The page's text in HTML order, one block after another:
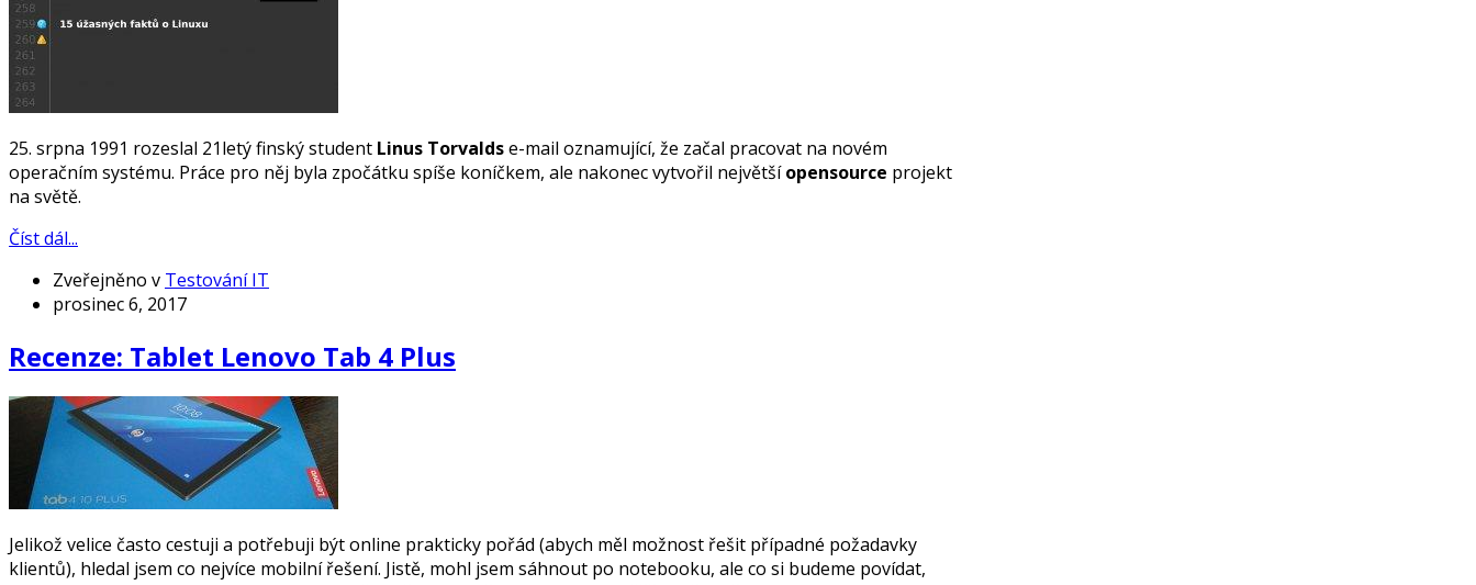
25. srpna 1991 rozeslal 21letý finský student Linus Torvaldse-mail oznamující, že začal pracovat na novém
operačním systému. Práce pro něj byla zpočátku spíše koníčkem, ale nakonec vytvořil největšíopensource projekt
na světě.
Číst dál...
Zveřejněno v Testování IT
prosinec 6, 2017
Recenze: Tablet Lenovo Tab 4 Plus
Jelikož velice často cestuji a potřebuji být online prakticky pořád (abych měl možnost řešit případné požadavky
klientů), hledal jsem co nejvíce mobilní řešení. Jistě, mohl jsem sáhnout po notebooku, ale co si budeme povídat,